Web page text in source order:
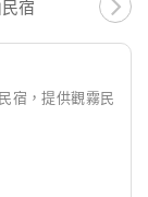
宿
宿，提供觀霧民